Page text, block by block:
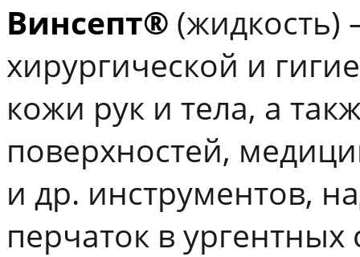
Винсепт® (жидкость)
хирургической и
кожи рук и тела, а
поверхностей,
и др. инструментов,
перчаток в ургентных